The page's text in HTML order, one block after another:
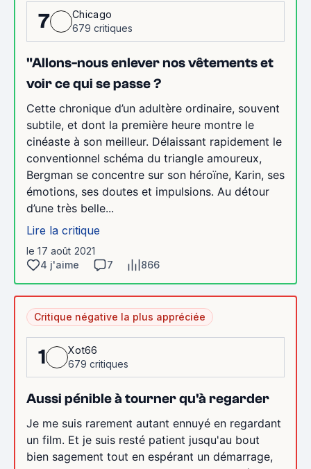
7
Chicago
679 critiques
"Allons-nous enlever nos vêtements et
voir ce qui se passe ?
Cette chronique d’un adultère ordinaire, souvent
subtile, et dont la première heure montre le
cinéaste à son meilleur. Délaissant rapidement le
conventionnel schéma du triangle amoureux,
Bergman se concentre sur son héroïne, Karin, ses
émotions, ses doutes et impulsions. Au détour
d’une très belle...
Lire la critique
le 17 août 2021
4 j'aime
7 866
Critique négative la plus appréciée
1
Xot66
679 critiques
Aussi pénible à tourner qu'à regarder
Je me suis rarement autant ennuyé en regardant
un film. Et je suis resté patient jusqu'au bout
bien sagement tout en espérant un démarrage,